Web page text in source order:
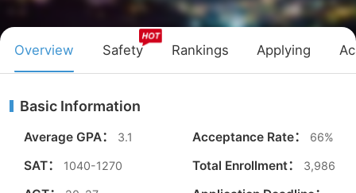
Overview Safety Rankings Applying
Basic Information
Average GPA： 3.1
SAT： 1040-1270
Acceptance Rate： 66%
Total Enrollment： 3,986